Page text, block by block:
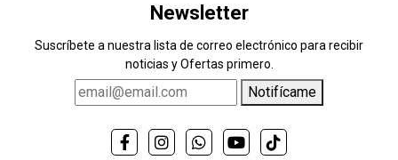
Newsletter
Suscríbete a nuestra lista de correo electrónico para recibir
noticias y Ofertas primero.
Notifícame